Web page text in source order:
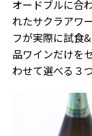
オードブルに合
れたサクラアワ
フが実際に試食
品ワインだけを
わせて選べる３